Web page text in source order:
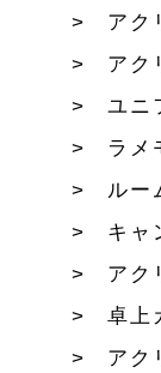
アク
アク
ユニ
ラメ
ルー
キャ
アク
卓上
アク